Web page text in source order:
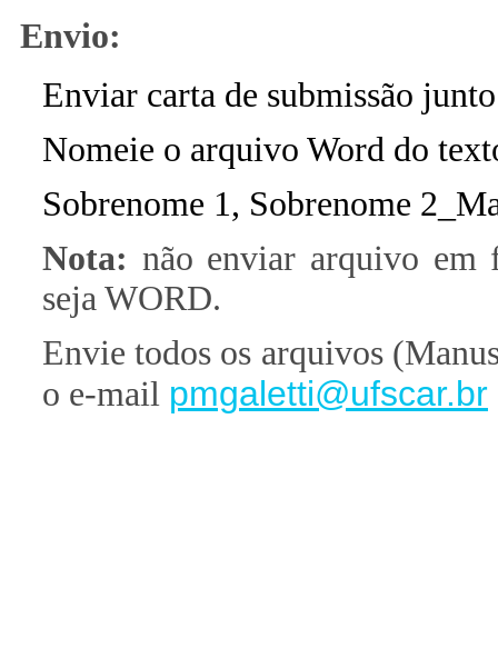
Envio:
Enviar carta de submissão
Nomeie o arquivo Word do
Sobrenome 1, Sobrenome
Nota: não enviar arquivo em
seja WORD.
Envie todos os arquivos
o e-mail pmgaletti@ufscar.br